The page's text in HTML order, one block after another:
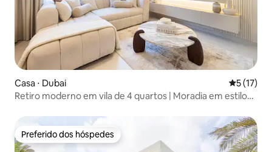
Casa ⋅ Dubai 5 de uma
5 (17)
Retiro moderno em vila de 4 quartos | Moradia em estilo
Preferido dos hóspedes
Preferido dos hóspedes